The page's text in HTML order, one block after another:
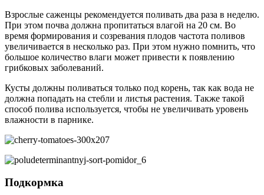
Взрослые саженцы рекомендуется поливать два раза в неделю.
При этом почва должна пропитаться влагой на 20 см. Во
время формирования и созревания плодов частота поливов
увеличивается в несколько раз. При этом нужно помнить, что
большое количество влаги может привести к появлению
грибковых заболеваний.
Кусты должны поливаться только под корень, так как вода не
должна попадать на стебли и листья растения. Также такой
способ полива используется, чтобы не увеличивать уровень
влажности в парнике.
Подкормка